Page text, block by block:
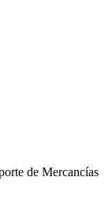
de Mercancías